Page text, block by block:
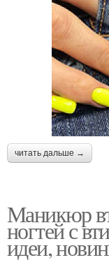
читать дальше →
Маникюр
ногтей с
идеи,